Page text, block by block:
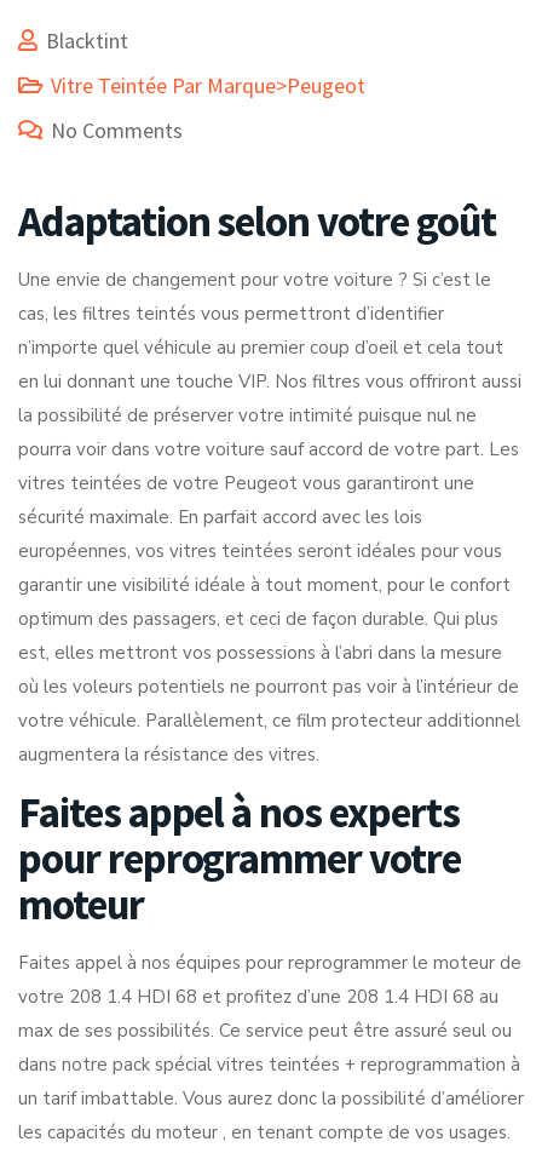
Blacktint
Vitre Teintée Par Marque>Peugeot
No Comments
Adaptation selon votre goût
Une envie de changement pour votre voiture ? Si c’est le
cas, les filtres teintés vous permettront d’identifier
n’importe quel véhicule au premier coup d’oeil et cela tout
en lui donnant une touche VIP. Nos filtres vous offriront aussi
la possibilité de préserver votre intimité puisque nul ne
pourra voir dans votre voiture sauf accord de votre part. Les
vitres teintées de votre Peugeot vous garantiront une
sécurité maximale. En parfait accord avec les lois
européennes, vos vitres teintées seront idéales pour vous
garantir une visibilité idéale à tout moment, pour le confort
optimum des passagers, et ceci de façon durable. Qui plus
est, elles mettront vos possessions à l’abri dans la mesure
où les voleurs potentiels ne pourront pas voir à l’intérieur de
votre véhicule. Parallèlement, ce film protecteur additionnel
augmentera la résistance des vitres.
Faites appel à nos experts
pour reprogrammer votre
moteur
Faites appel à nos équipes pour reprogrammer le moteur de
votre 208 1.4 HDI 68 et profitez d’une 208 1.4 HDI 68 au
max de ses possibilités. Ce service peut être assuré seul ou
dans notre pack spécial vitres teintées + reprogrammation à
un tarif imbattable. Vous aurez donc la possibilité d’améliorer
les capacités du moteur , en tenant compte de vos usages.